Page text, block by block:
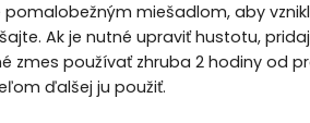
miešadlom, aby
Ak je nutné upraviť hustotu,
používať zhruba 2 hodiny od
ďalšej ju použiť.